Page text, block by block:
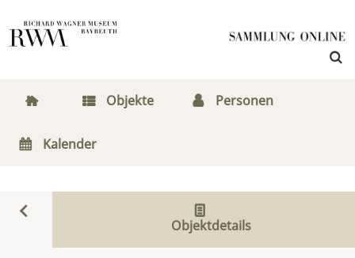
Objekte Personen
Kalender
Objektdetails